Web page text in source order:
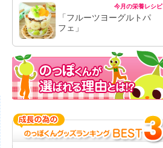
今月の栄養レシピ
「フルーツヨーグルトパ
フェ」